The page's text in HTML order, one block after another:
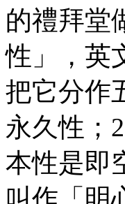
的禮拜堂
性」，英
把它分作
永久性；
本性是即